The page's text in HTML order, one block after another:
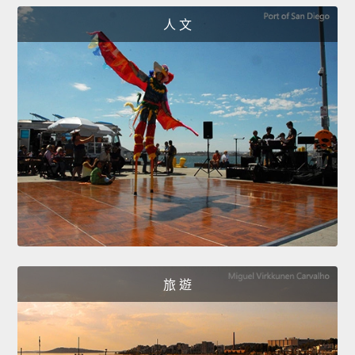
人 文
旅 遊